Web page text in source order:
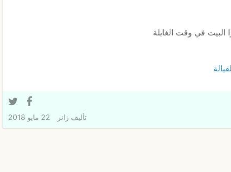
البيت في وقت الغايلة
تأليف زائر 22 مايو 2018